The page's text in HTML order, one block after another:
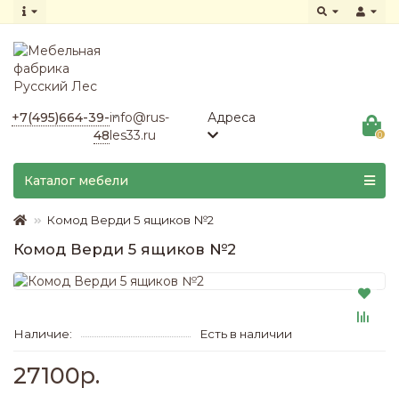
+7(495)664-39-
48
info@rus-
les33.ru
Адреса
0
Каталог мебели
Комод Верди 5 ящиков №2
Комод Верди 5 ящиков №2
Наличие: Есть в наличии
27100р.